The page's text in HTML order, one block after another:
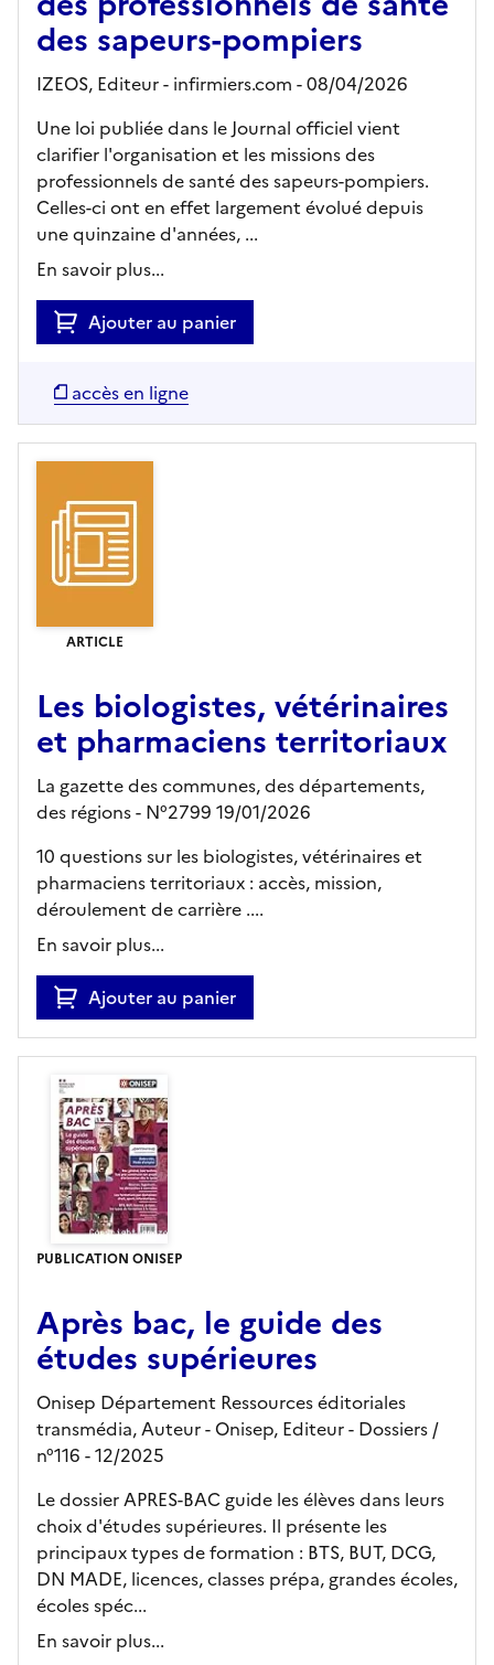
des sapeurs-pompiers
IZEOS, Editeur- infirmiers.com - 08/04/2026
Une loi publiée dans le Journal officiel vient
clarifier l'organisation et les missions des
professionnels de santé des sapeurs-pompiers.
Celles-ci ont en effet largement évolué depuis
une quinzaine d'années, ...
En savoir plus...
Ajouter au panier
accès en ligne
ARTICLE
Les biologistes, vétérinaires
et pharmaciens territoriaux
La gazette des communes, des départements,
des régions - N°2799 19/01/2026
10 questions sur les biologistes, vétérinaires et
pharmaciens territoriaux : accès, mission,
déroulement de carrière ....
En savoir plus...
Ajouter au panier
PUBLICATION ONISEP
Après bac, le guide des
études supérieures
Onisep Département Ressources éditoriales
transmédia, Auteur - Onisep, Editeur- Dossiers /
n°116 - 12/2025
Le dossier APRES-BAC guide les élèves dans leurs
choix d'études supérieures. Il présente les
principaux types de formation : BTS, BUT, DCG,
DN MADE, licences, classes prépa, grandes écoles,
écoles spéc...
En savoir plus...